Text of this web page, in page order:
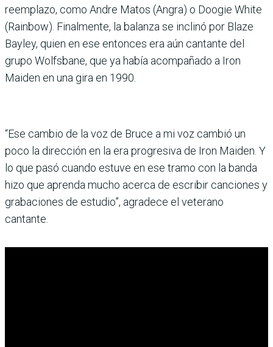
reemplazo, como Andre Matos (Angra) o Doogie White
(Rainbow). Finalmente, la balanza se inclinó por Blaze
Bayley, quien en ese entonces era aún cantante del
grupo Wolfsbane, que ya había acompañado a Iron
Maiden en una gira en 1990.
“Ese cambio de la voz de Bruce a mi voz cambió un
poco la dirección en la era progresiva de Iron Maiden. Y
lo que pasó cuando estuve en ese tramo con la banda
hizo que aprenda mucho acerca de escribir canciones y
grabaciones de estudio”, agradece el veterano
cantante.